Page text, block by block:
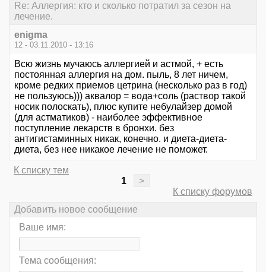
Re: Аллергия: кто и сколько потратил за сезон на
лечение.
enigma
12 - 03.11.2010 - 13:16
Всю жизнь мучаюсь аллергией и астмой, + есть
постоянная аллергия на дом. пыль, 8 лет ничем,
кроме редких приемов цетрина (несколько раз в год)
не пользуюсь))) аквалор = вода+соль (раствор такой
носик полоскать), плюс купите небулайзер домой
(для астматиков) - наиболее эффективное
поступление лекарств в бронхи. без
антигистаминных никак, конечно. и диета-диета-
диета, без нее никакое лечение не поможет.
К списку тем
1
>
К списку форумов
Добавить новое сообщение
Ваше имя:
Тема сообщения: